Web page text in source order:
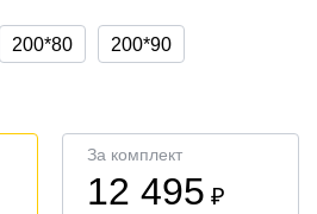
200*80 200*90
За комплект
12 495 ₽